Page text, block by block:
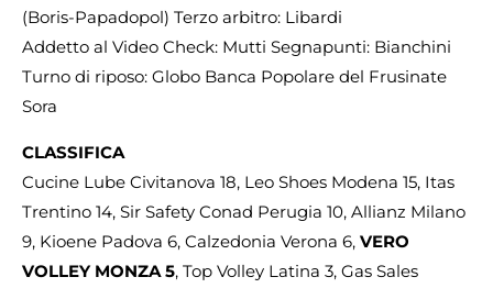
(Boris-Papadopol) Terzo arbitro: Libardi
Addetto al Video Check: Mutti Segnapunti: Bianchini
Turno di riposo: Globo Banca Popolare del Frusinate
Sora
CLASSIFICA
Cucine Lube Civitanova 18, Leo Shoes Modena 15, Itas
Trentino 14, Sir Safety Conad Perugia 10, Allianz Milano
9, Kioene Padova 6, Calzedonia Verona 6, VERO
VOLLEY MONZA 5, Top Volley Latina 3, Gas Sales